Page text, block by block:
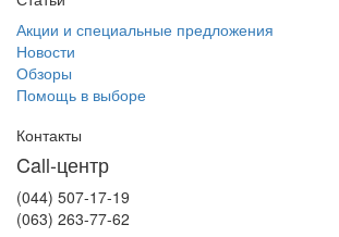
Акции и специальные предложения
Новости
Обзоры
Помощь в выборе
Контакты
Call-центр
(044) 507-17-19
(063) 263-77-62